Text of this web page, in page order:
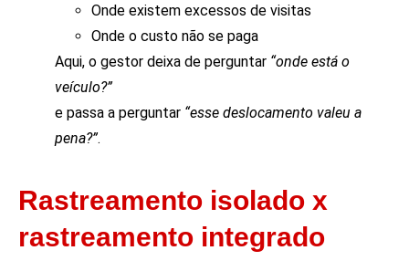
Onde existem excessos de visitas
Onde o custo não se paga
Aqui, o gestor deixa de perguntar “onde está o
veículo?”
e passa a perguntar “esse deslocamento valeu a
pena?”.
Rastreamento isolado x
rastreamento integrado